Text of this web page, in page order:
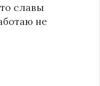
славы
не